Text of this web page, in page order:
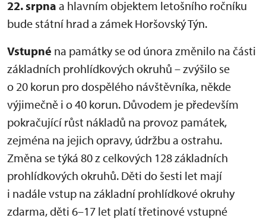
22. srpna a hlavním objektem letošního ročníku
bude státní hrad a zámek Horšovský Týn.
Vstupné na památky se od února změnilo na části
základních prohlídkových okruhů – zvýšilo se
o 20 korun pro dospělého návštěvníka, někde
výjimečně i o 40 korun. Důvodem je především
pokračující růst nákladů na provoz památek,
zejména na jejich opravy, údržbu a ostrahu.
Změna se týká 80 z celkových 128 základních
prohlídkových okruhů. Děti do šesti let mají
i nadále vstup na základní prohlídkové okruhy
zdarma, děti 6–17 let platí třetinové vstupné